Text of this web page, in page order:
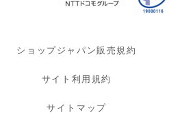
ショップジャパン販売規約
サイト利用規約
サイトマップ